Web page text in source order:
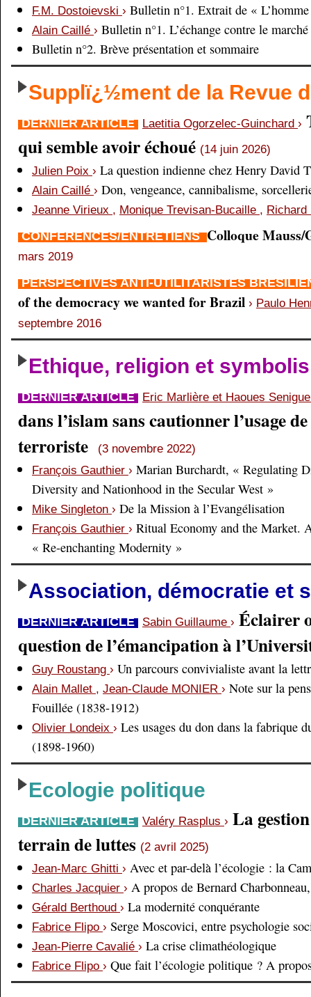
F.M. Dostoievski › Bulletin n°1. Extrait de «
Alain Caillé › Bulletin n°1. L’échange contre le marché
Bulletin n°2. Brève présentation et sommaire
Supplï¿½ment de la Revue
DERNIER ARTICLE Laetitia Ogorzelec-Guinchard ›
qui semble avoir échoué (14 juin 2026)
Julien Poix › La question indienne chez Henry David
Alain Caillé › Don, vengeance, cannibalisme,
Jeanne Virieux , Monique Trevisan-Bucaille ,
CONFÉRENCES/ENTRETIENS Colloque
mars 2019
PERSPECTIVES ANTI-UTILITARISTES
of the democracy we wanted for Brazil › Paulo
septembre 2016
Ethique, religion et
DERNIER ARTICLE Eric Marlière et Haoues
dans l’islam sans cautionner l’usage
terroriste
(3 novembre 2022)
François Gauthier › Marian Burchardt, « Regulating
Diversity and Nationhood in the Secular West »
Mike Singleton › De la Mission à l’Evangélisation
François Gauthier › Ritual Economy and the Market.
« Re-enchanting Modernity »
Association, démocratie et
DERNIER ARTICLE Sabin Guillaume › Éclairer
question de l’émancipation à
Guy Roustang › Un parcours convivialiste avant la
Alain Mallet , Jean-Claude MONIER › Note sur la
Fouillée (1838-1912)
Olivier Londeix › Les usages du don dans la fabrique
(1898-1960)
Ecologie politique
DERNIER ARTICLE Valéry Rasplus › La
terrain de luttes (2 avril 2025)
Jean-Marc Ghitti › Avec et par-delà l’écologie : la
Charles Jacquier › A propos de Bernard
Gérald Berthoud › La modernité conquérante
Fabrice Flipo › Serge Moscovici, entre psychologie
Jean-Pierre Cavalié › La crise climathéologique
Fabrice Flipo › Que fait l’écologie politique ? A